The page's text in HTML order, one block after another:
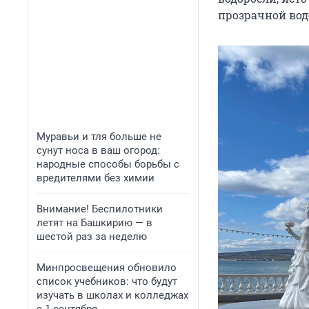
Муравьи и тля больше не
сунут носа в ваш огород:
народные способы борьбы с
вредителями без химии
Внимание! Беспилотники
летят на Башкирию — в
шестой раз за неделю
Минпросвещения обновило
список учебников: что будут
изучать в школах и колледжах
прозрачной